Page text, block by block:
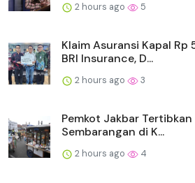
2 hours ago 5
Klaim Asuransi Kapal Rp
BRI Insurance, D...
2 hours ago 3
Pemkot Jakbar Tertibkan
Sembarangan di K...
2 hours ago 4